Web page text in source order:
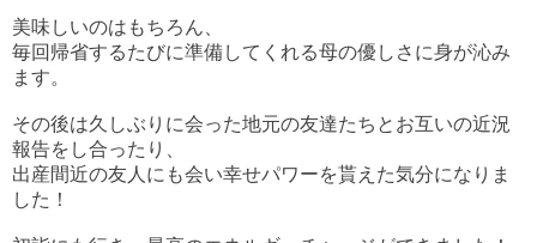
美味しいのはもちろん、
毎回帰省するたびに準備してくれる母の優しさに身が沁み
ます。
その後は久しぶりに会った地元の友達たちとお互いの近況
報告をし合ったり、
出産間近の友人にも会い幸せパワーを貰えた気分になりま
した！